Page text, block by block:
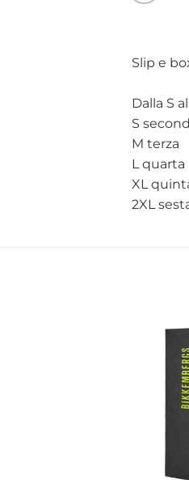
Slip e
Dalla S
S
M terza
L quarta
XL
2XL